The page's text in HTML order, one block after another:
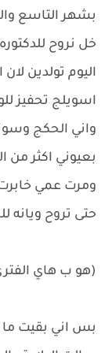
بشهر التاسع
خل نروح
اليوم تولدين
اسويلج تحفيز
واني الحكج
بعيوني اكثر من
ومرت عمي
حتى تروح
(هو ب هاي
بس اني بقيت ما